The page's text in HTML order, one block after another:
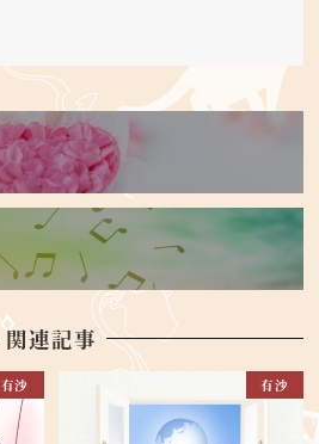
関連記事
有沙 有沙